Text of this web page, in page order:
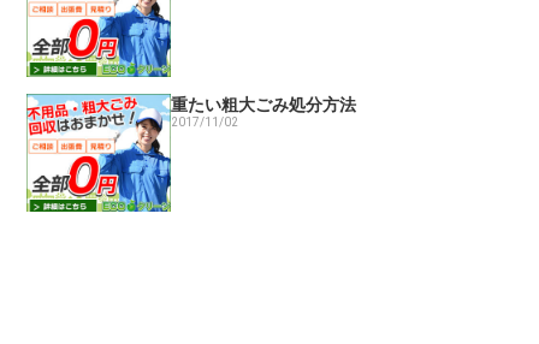
重たい粗大ごみ処分方法
2017/11/02